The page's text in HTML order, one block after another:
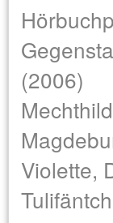
(2006)
Violette,